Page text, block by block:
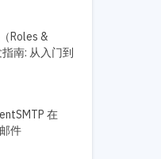
Roles &
南: 从入门到
在
件